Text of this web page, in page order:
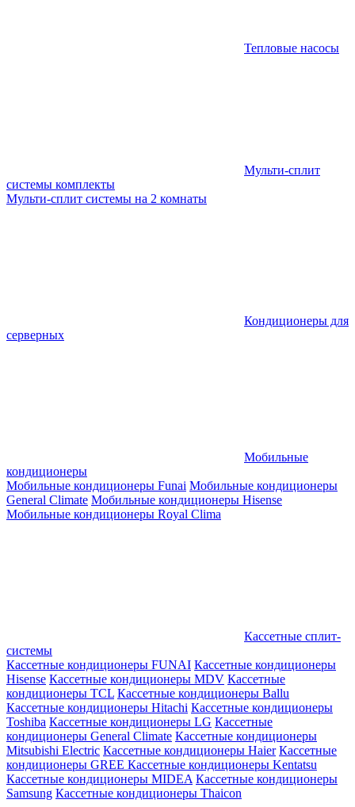
Тепловые насосы
Мульти-сплит
системы комплекты
Мульти-сплит системы на 2 комнаты
Кондиционеры для
серверных
Мобильные
кондиционеры
Мобильные кондиционеры Funai Мобильные кондиционеры
General Climate Мобильные кондиционеры Hisense
Мобильные кондиционеры Royal Clima
Кассетные сплит-
системы
Кассетные кондиционеры FUNAI Кассетные кондиционеры
Hisense Кассетные кондиционеры MDV Кассетные
кондиционеры TCL Кассетные кондиционеры Ballu
Кассетные кондиционеры Hitachi Кассетные кондиционеры
Toshiba Кассетные кондиционеры LG Кассетные
кондиционеры General Climate Кассетные кондиционеры
Mitsubishi Electric Кассетные кондиционеры Haier Кассетные
кондиционеры GREE Кассетные кондиционеры Kentatsu
Кассетные кондиционеры MIDEA Кассетные кондиционеры
Samsung Кассетные кондиционеры Thaicon